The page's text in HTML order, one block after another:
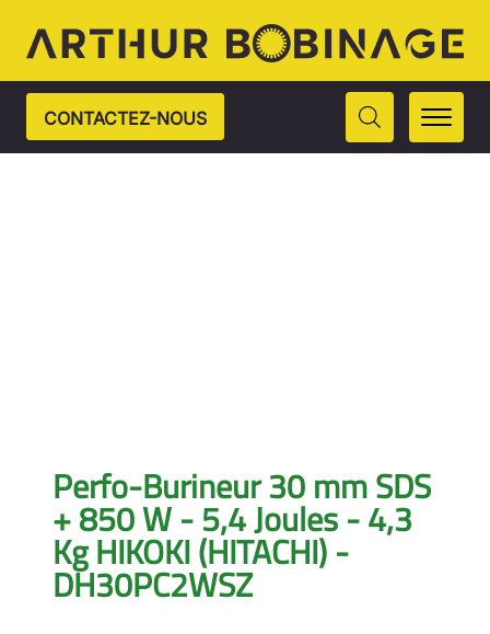
CONTACTEZ-NOUS
Perfo-Burineur 30 mm SDS
+ 850 W - 5,4 Joules - 4,3
Kg HIKOKI (HITACHI) -
DH30PC2WSZ